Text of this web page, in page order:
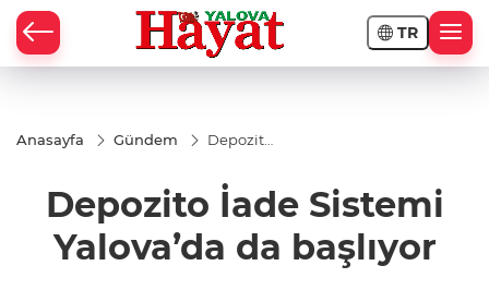
TR
Anasayfa Gündem
Depozito
Yalova’da
da
Depozito İade Sistemi
Yalova’da da başlıyor